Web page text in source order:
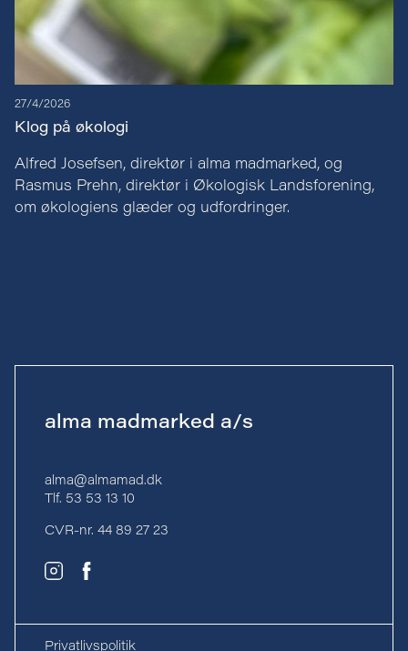
27/4/2026
Klog på økologi
Alfred Josefsen, direktør i alma madmarked, og
Rasmus Prehn, direktør i Økologisk Landsforening,
om økologiens glæder og udfordringer.
alma madmarked a/s
alma@almamad.dk
Tlf. 53 53 13 10
CVR-nr. 44 89 27 23
Privatlivspolitik